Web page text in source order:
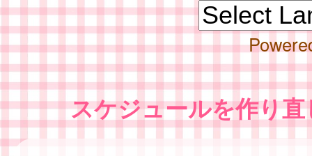
スケジュールを作り